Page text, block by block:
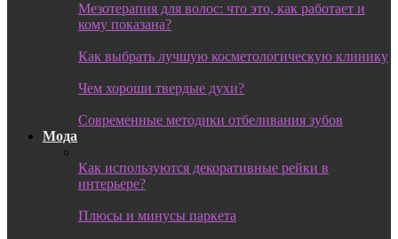
Мезотерапия для волос: что это, как работает и
кому показана?
Как выбрать лучшую косметологическую клинику
Чем хороши твердые духи?
Современные методики отбеливания зубов
Мода
Как используются декоративные рейки в
интерьере?
Плюсы и минусы паркета